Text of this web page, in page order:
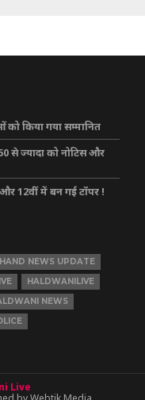
को किया गया सम्मानित
से ज्यादा को नोटिस और
और 12वीं में बन गई टॉपर !
NEWS UPDATE
HALDWANILIVE
NEWS
Live